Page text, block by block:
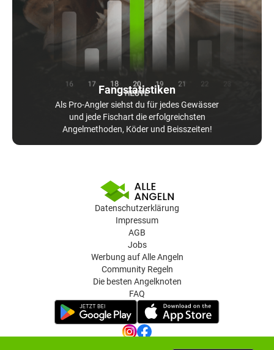
Fangstatistiken
Als Pro-Angler siehst du für jedes Gewässer
und jede Fischart die erfolgreichsten
Angelmethoden, Köder und Beisszeiten!
Datenschutzerklärung
Impressum
AGB
Jobs
Werbung auf Alle Angeln
Community Regeln
Die besten Angelknoten
FAQ